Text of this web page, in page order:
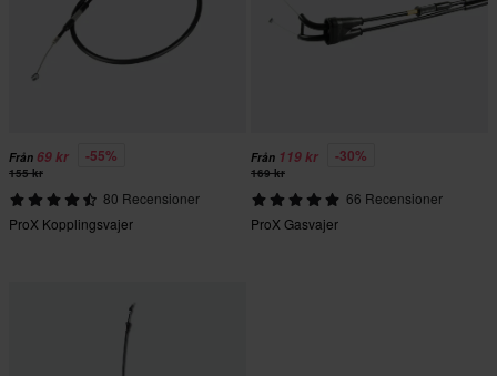
Från 69 kr -55%
155 kr
80 Recensioner
ProX Kopplingsvajer
Från 119 kr -30%
169 kr
66 Recensioner
ProX Gasvajer